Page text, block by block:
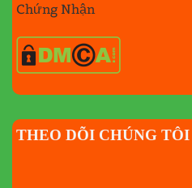
Chứng Nhận
THEO DÕI CHÚNG TÔI